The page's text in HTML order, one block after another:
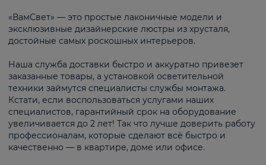
«ВамСвет» — это простые лаконичные модели и
эксклюзивные дизайнерские люстры из хрусталя,
достойные самых роскошных интерьеров.
Наша служба доставки быстро и аккуратно привезет
заказанные товары, а установкой осветительной
техники займутся специалисты службы монтажа.
Кстати, если воспользоваться услугами наших
специалистов, гарантийный срок на оборудование
увеличивается до 2 лет! Так что лучше доверить работу
профессионалам, которые сделают всё быстро и
качественно — в квартире, доме или офисе.